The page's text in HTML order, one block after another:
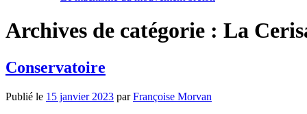
Archives de catégorie : La
Conservatoire
Publié le 15 janvier 2023 par Françoise Morvan